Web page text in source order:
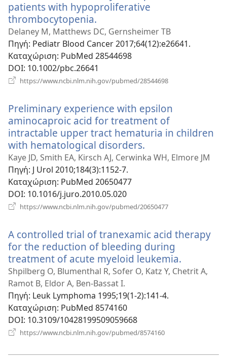
patients with hypoproliferative
thrombocytopenia.
νέο
παράθυρο)
Delaney M, Matthews DC, Gernsheimer TB
Πηγή‎: Pediatr Blood Cancer 2017;64(12):e26641.
Καταχώριση‎: PubMed 28544698
DOI‎: 10.1002/pbc.26641
https://www.ncbi.nlm.nih.gov/pubmed/28544698
Preliminary experience with epsilon
aminocaproic acid for treatment of
intractable upper tract hematuria in children
with hematological disorders.
νέο
Kaye JD, Smith EA, Kirsch AJ, Cerwinka WH, Elmore JM
Πηγή‎: J Urol 2010;184(3):1152-7.
Καταχώριση‎: PubMed 20650477
DOI‎: 10.1016/j.juro.2010.05.020
https://www.ncbi.nlm.nih.gov/pubmed/20650477
A controlled trial of tranexamic acid therapy
for the reduction of bleeding during
treatment of acute myeloid leukemia.
νέο
Shpilberg O, Blumenthal R, Sofer O, Katz Y, Chetrit A,
Ramot B, Eldor A, Ben-Bassat I.
Πηγή‎: Leuk Lymphoma 1995;19(1-2):141-4.
Καταχώριση‎: PubMed 8574160
DOI‎: 10.3109/10428199509059668
https://www.ncbi.nlm.nih.gov/pubmed/8574160